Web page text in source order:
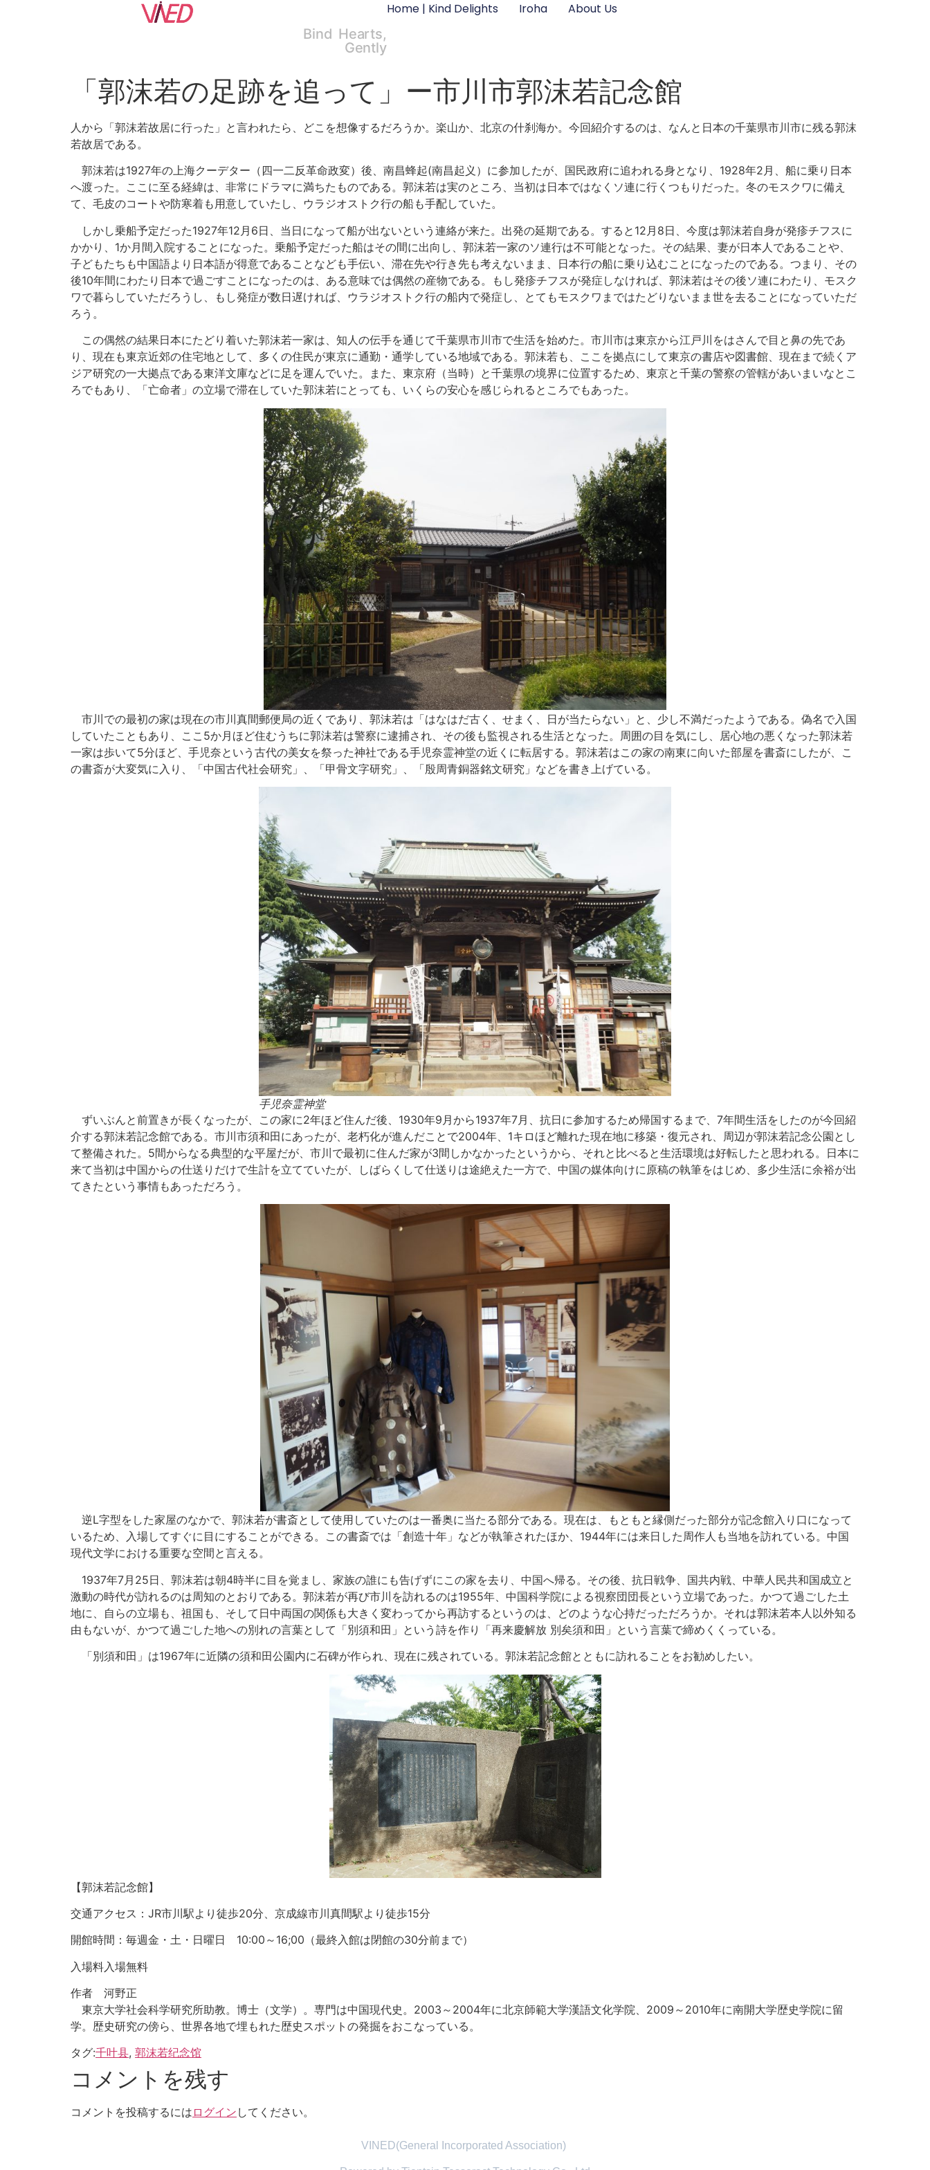
Bind Hearts,
Gently
Home | Kind Delights Iroha About Us
「郭沫若の足跡を追って」ー市川市郭沫若記念館
人から「郭沫若故居に行った」と言われたら、どこを想像するだろうか。楽山か、北京の什刹海か。今回紹介するのは、なんと日本の千葉県市川市に残る郭沫
若故居である。
郭沫若は1927年の上海クーデター（四一二反革命政変）後、南昌蜂起(南昌起义）に参加したが、国民政府に追われる身となり、1928年2月、船に乗り日本
へ渡った。ここに至る経緯は、非常にドラマに満ちたものである。郭沫若は実のところ、当初は日本ではなくソ連に行くつもりだった。冬のモスクワに備え
て、毛皮のコートや防寒着も用意していたし、ウラジオストク行の船も手配していた。
しかし乗船予定だった1927年12月6日、当日になって船が出ないという連絡が来た。出発の延期である。すると12月8日、今度は郭沫若自身が発疹チフスに
かかり、1か月間入院することになった。乗船予定だった船はその間に出向し、郭沫若一家のソ連行は不可能となった。その結果、妻が日本人であることや、
子どもたちも中国語より日本語が得意であることなども手伝い、滞在先や行き先も考えないまま、日本行の船に乗り込むことになったのである。つまり、その
後10年間にわたり日本で過ごすことになったのは、ある意味では偶然の産物である。もし発疹チフスが発症しなければ、郭沫若はその後ソ連にわたり、モスク
ワで暮らしていただろうし、もし発症が数日遅ければ、ウラジオストク行の船内で発症し、とてもモスクワまではたどりないまま世を去ることになっていただ
ろう。
この偶然の結果日本にたどり着いた郭沫若一家は、知人の伝手を通じて千葉県市川市で生活を始めた。市川市は東京から江戸川をはさんで目と鼻の先であ
り、現在も東京近郊の住宅地として、多くの住民が東京に通勤・通学している地域である。郭沫若も、ここを拠点にして東京の書店や図書館、現在まで続くア
ジア研究の一大拠点である東洋文庫などに足を運んでいた。また、東京府（当時）と千葉県の境界に位置するため、東京と千葉の警察の管轄があいまいなとこ
ろでもあり、「亡命者」の立場で滞在していた郭沫若にとっても、いくらの安心を感じられるところでもあった。
市川での最初の家は現在の市川真間郵便局の近くであり、郭沫若は「はなはだ古く、せまく、日が当たらない」と、少し不満だったようである。偽名で入国
していたこともあり、ここ5か月ほど住むうちに郭沫若は警察に逮捕され、その後も監視される生活となった。周囲の目を気にし、居心地の悪くなった郭沫若
一家は歩いて5分ほど、手児奈という古代の美女を祭った神社である手児奈霊神堂の近くに転居する。郭沫若はこの家の南東に向いた部屋を書斎にしたが、こ
の書斎が大変気に入り、「中国古代社会研究」、「甲骨文字研究」、「殷周青銅器銘文研究」などを書き上げている。
手児奈霊神堂
ずいぶんと前置きが長くなったが、この家に2年ほど住んだ後、1930年9月から1937年7月、抗日に参加するため帰国するまで、7年間生活をしたのが今回紹
介する郭沫若記念館である。市川市須和田にあったが、老朽化が進んだことで2004年、1キロほど離れた現在地に移築・復元され、周辺が郭沫若記念公園とし
て整備された。5間からなる典型的な平屋だが、市川で最初に住んだ家が3間しかなかったというから、それと比べると生活環境は好転したと思われる。日本に
来て当初は中国からの仕送りだけで生計を立てていたが、しばらくして仕送りは途絶えた一方で、中国の媒体向けに原稿の執筆をはじめ、多少生活に余裕が出
てきたという事情もあっただろう。
逆L字型をした家屋のなかで、郭沫若が書斎として使用していたのは一番奥に当たる部分である。現在は、もともと縁側だった部分が記念館入り口になって
いるため、入場してすぐに目にすることができる。この書斎では「創造十年」などが執筆されたほか、1944年には来日した周作人も当地を訪れている。中国
現代文学における重要な空間と言える。
1937年7月25日、郭沫若は朝4時半に目を覚まし、家族の誰にも告げずにこの家を去り、中国へ帰る。その後、抗日戦争、国共内戦、中華人民共和国成立と
激動の時代が訪れるのは周知のとおりである。郭沫若が再び市川を訪れるのは1955年、中国科学院による視察団団長という立場であった。かつて過ごした土
地に、自らの立場も、祖国も、そして日中両国の関係も大きく変わってから再訪するというのは、どのような心持だっただろうか。それは郭沫若本人以外知る
由もないが、かつて過ごした地への別れの言葉として「別須和田」という詩を作り「再来慶解放 別矣須和田」という言葉で締めくくっている。
「別須和田」は1967年に近隣の須和田公園内に石碑が作られ、現在に残されている。郭沫若記念館とともに訪れることをお勧めしたい。
【郭沫若記念館】
交通アクセス： JR市川駅より徒歩20分、京成線市川真間駅より徒歩15分
開館時間：毎週金・土・日曜日 10:00～16;00（最終入館は閉館の30分前まで）
入場料入場無料
作者 河野正
東京大学社会科学研究所助教。博士（文学）。専門は中国現代史。2003～2004年に北京師範大学漢語文化学院、2009～2010年に南開大学歴史学院に留
学。歴史研究の傍ら、世界各地で埋もれた歴史スポットの発掘をおこなっている。
タグ:千叶县, 郭沫若纪念馆
コメントを残す
コメントを投稿するには ログイン してください。
VINED(General Incorporated Association)